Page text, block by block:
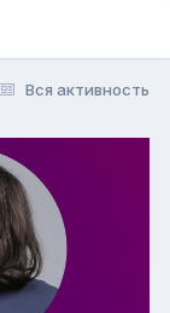
Вся активность